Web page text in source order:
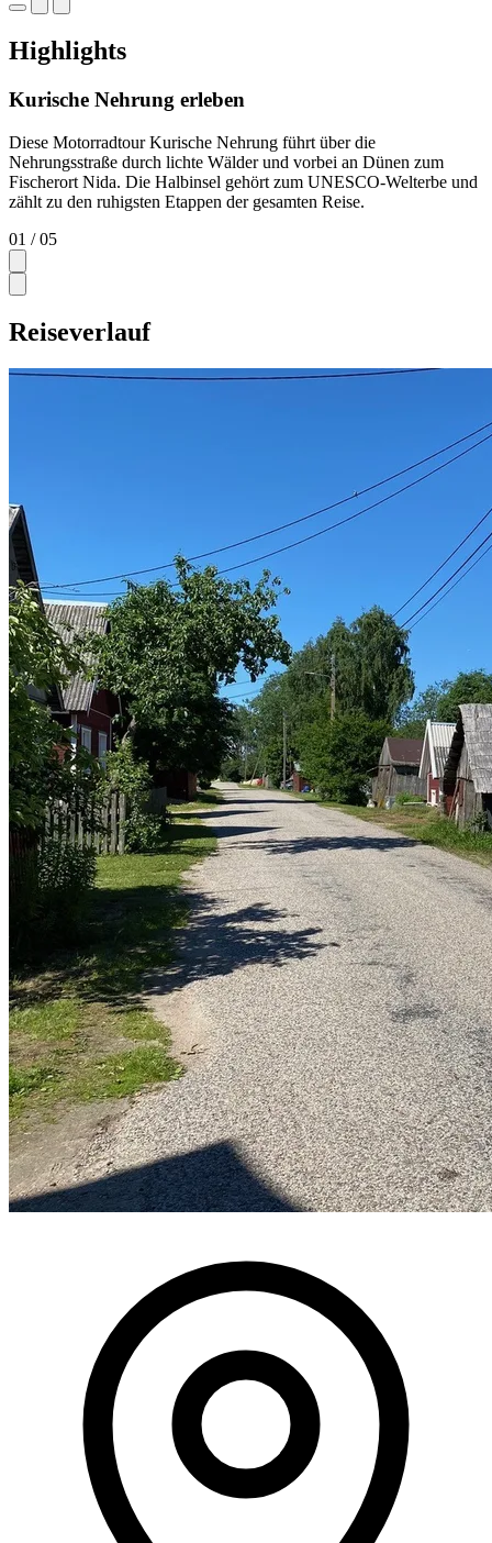
Highlights
Kurische Nehrung erleben
Diese Motorradtour Kurische Nehrung führt über die
Nehrungsstraße durch lichte Wälder und vorbei an Dünen zum
Fischerort Nida. Die Halbinsel gehört zum UNESCO-Welterbe und
zählt zu den ruhigsten Etappen der gesamten Reise.
01 / 05
Reiseverlauf